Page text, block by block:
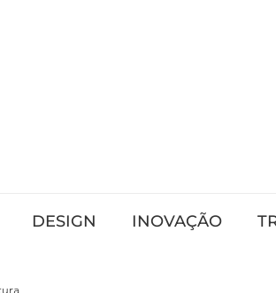
DESIGN INOVAÇÃO